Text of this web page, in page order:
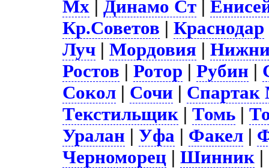
Мх |Динамо Ст |
Кр.Советов |Краснодар
Луч |Мордовия |
Ростов |Ротор |Рубин |
Сокол | Сочи |
Текстильщик |Томь |
Уралан |Уфа | Факел |
Черноморец |Шинник |